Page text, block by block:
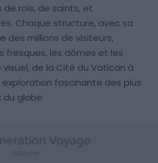
rois, de saints, et
Chaque structure, avec sa
des millions de visiteurs,
fresques, les dômes et les
de la Cité du Vatican à
fascinante des plus
du globe.